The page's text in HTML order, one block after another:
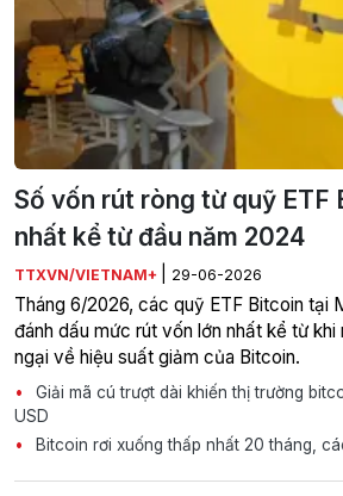
Số vốn rút ròng từ quỹ ETF
nhất kể từ đầu năm 2024
TTXVN/VIETNAM+ 29-06-2026
Tháng 6/2026, các quỹ ETF Bitcoin tại
đánh dấu mức rút vốn lớn nhất kể từ khi
ngại về hiệu suất giảm của Bitcoin.
Giải mã cú trượt dài khiến thị trường
USD
Bitcoin rơi xuống thấp nhất 20 tháng,